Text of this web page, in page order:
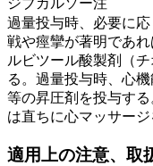
ジブカルソー注
過量投与時、必要に
戦や痙攣が著明であ
ルビツール酸製剤（
る。過量投与時、心
等の昇圧剤を投与す
は直ちに心マッサージ
適用上の注意、取